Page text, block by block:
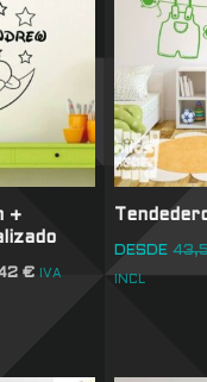
+
€ IVA
DESDE
INCL